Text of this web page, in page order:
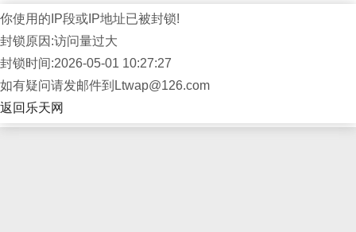
你使用的IP段或IP地址已被封锁!
封锁原因:访问量过大
封锁时间:2026-05-01 10:27:27
如有疑问请发邮件到Ltwap@126.com
返回乐天网